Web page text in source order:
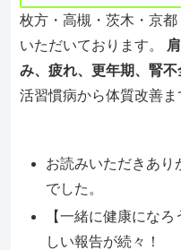
枚方・高槻・茨木・京
いただいております。
み、疲れ、更年期、腎
活習慣病から体質改善ま
お読みいただきあり
でした。
【一緒に健康にな
しい報告が続々！